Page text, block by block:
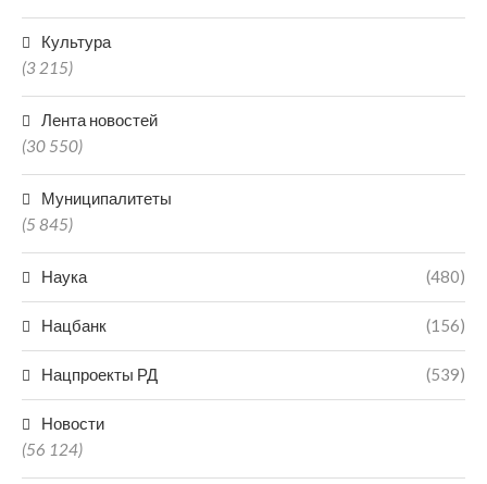
Культура
(3 215)
Лента новостей
(30 550)
Муниципалитеты
(5 845)
Наука (480)
Нацбанк (156)
Нацпроекты РД (539)
Новости
(56 124)